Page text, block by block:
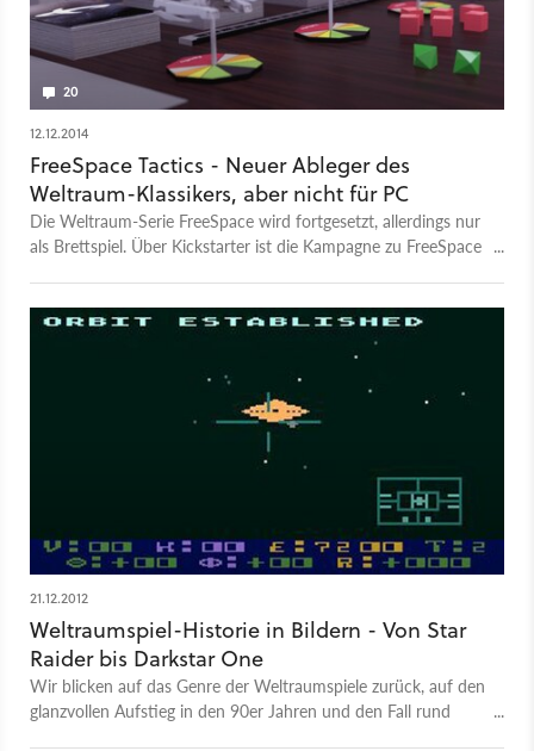
20
12.12.2014
FreeSpace Tactics - Neuer Ableger des
Weltraum-Klassikers, aber nicht für PC
Die Weltraum-Serie FreeSpace wird fortgesetzt, allerdings nur
als Brettspiel. Über Kickstarter ist die Kampagne zu FreeSpace
21.12.2012
Weltraumspiel-Historie in Bildern - Von Star
Raider bis Darkstar One
Wir blicken auf das Genre der Weltraumspiele zurück, auf den
glanzvollen Aufstieg in den 90er Jahren und den Fall rund